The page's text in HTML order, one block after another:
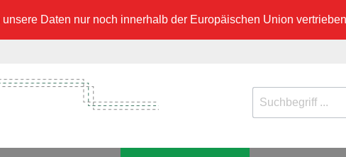
Daten nur noch innerhalb der Europäischen Union